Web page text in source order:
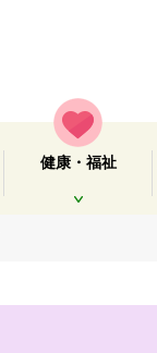
健康・福祉